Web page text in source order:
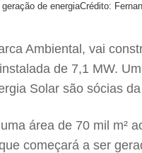
de energiaCrédito:
Ambiental, vai
de 7,1 MW.
Solar são sócias
área de 70 mil m²
começará a ser